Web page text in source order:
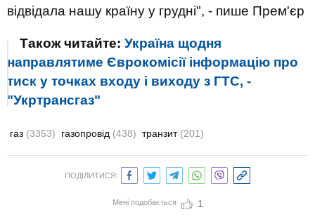
відвідала нашу країну у грудні", - пише Прем'єр
Також читайте: Україна щодня
направлятиме Єврокомісії інформацію про
тиск у точках входу і виходу з ГТС, -
"Укртрансгаз"
газ (3353) газопровід (438) транзит (201)
ПОДІЛИТИСЯ:
Мені подобається 1